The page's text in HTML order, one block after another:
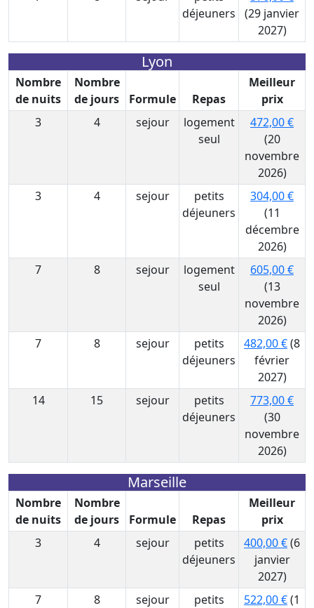
déjeuners
(29 janvier
2027)
Lyon
Nombre
de nuits
Nombre
de jours
Formule Repas
Meilleur
prix
3
4 sejour
logement
seul
472,00 €
(20
novembre
2026)
3
4 sejour
petits
déjeuners
304,00 €
(11
décembre
2026)
7
8 sejour
logement
seul
605,00 €
(13
novembre
2026)
7
8 sejour
petits
déjeuners
482,00 €(8
février
2027)
14
15 sejour
petits
déjeuners
773,00 €
(30
novembre
2026)
Marseille
Nombre
de nuits
Nombre
de jours
Formule Repas
Meilleur
prix
3
4 sejour
petits
déjeuners
400,00 €(6
janvier
2027)
7
8 sejour
petits
522,00 €(1